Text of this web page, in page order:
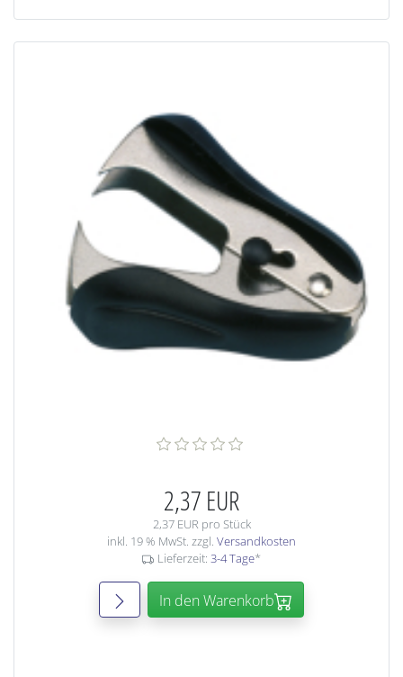
2,37 EUR
2,37 EUR pro Stück
inkl. 19 % MwSt. zzgl. Versandkosten
Lieferzeit: 3-4 Tage*
In den Warenkorb